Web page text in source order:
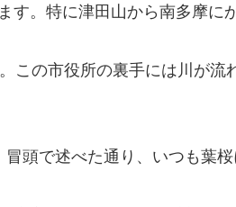
。特に津田山から南多摩に
この市役所の裏手には川が
頭で述べた通り、いつも葉